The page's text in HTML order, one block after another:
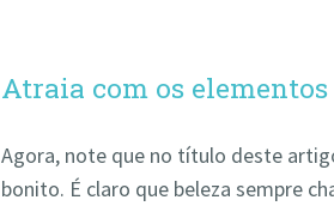
Atraia com os
Agora, note que no título deste
bonito. É claro que beleza sempre